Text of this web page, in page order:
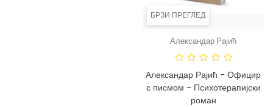
БРЗИ ПРЕГЛЕД
Александар Рајић
Александар Рајић - Официр
с писмом - Психотерапијски
роман